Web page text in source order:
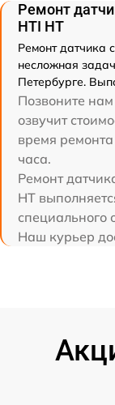
Ремонт
HTI HT
Ремонт датчика
несложная
Петербурге.
Позвоните
озвучит
время
часа.
Ремонт
HT
специального
Наш курьер